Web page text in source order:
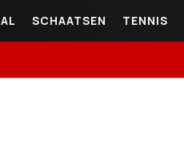
SCHAATSEN TENNIS